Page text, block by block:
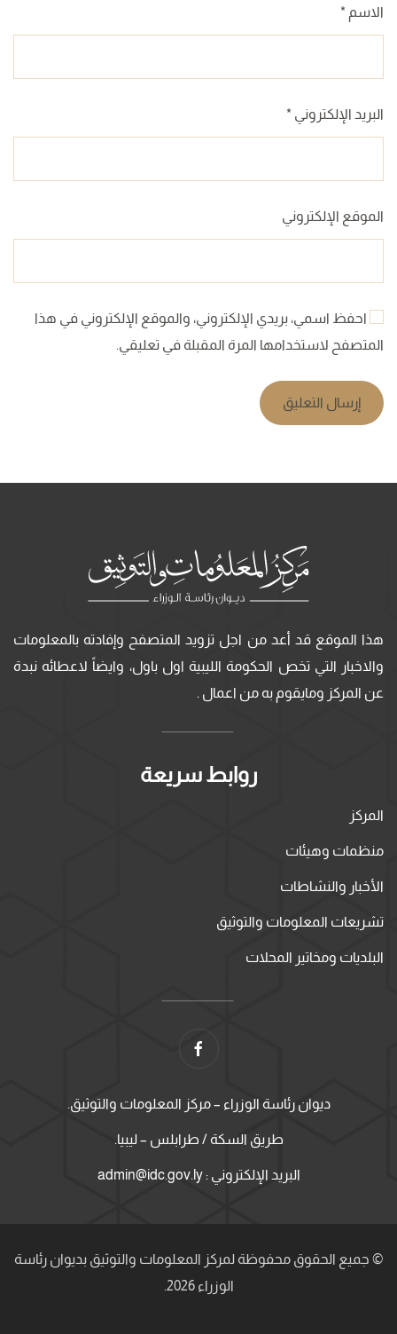
الاسم *
البريد الإلكتروني *
الموقع الإلكتروني
احفظ اسمي، بريدي الإلكتروني، والموقع الإلكتروني في هذا
المتصفح لاستخدامها المرة المقبلة في تعليقي.
إرسال التعليق
هذا الموقع قد أعد من اجل تزويد المتصفح وإفادته بالمعلومات
والاخبار التي تخص الحكومة الليبية اول باول، وايضاً لاعطائه نبدة
عن المركز ومايقوم به من اعمال .
روابط سريعة
المركز
منظمات وهيئات
الأخبار والنشاطات
تشريعات المعلومات والتوثيق
البلديات ومخاتير المحلات
ديوان رئاسة الوزراء – مركز المعلومات والتوثيق.
طريق السكة / طرابلس – ليبيا.
البريد الإلكتروني : admin@idc.gov.ly
© جميع الحقوق محفوظة لمركز المعلومات والتوثيق بديوان رئاسة
الوزراء 2026.